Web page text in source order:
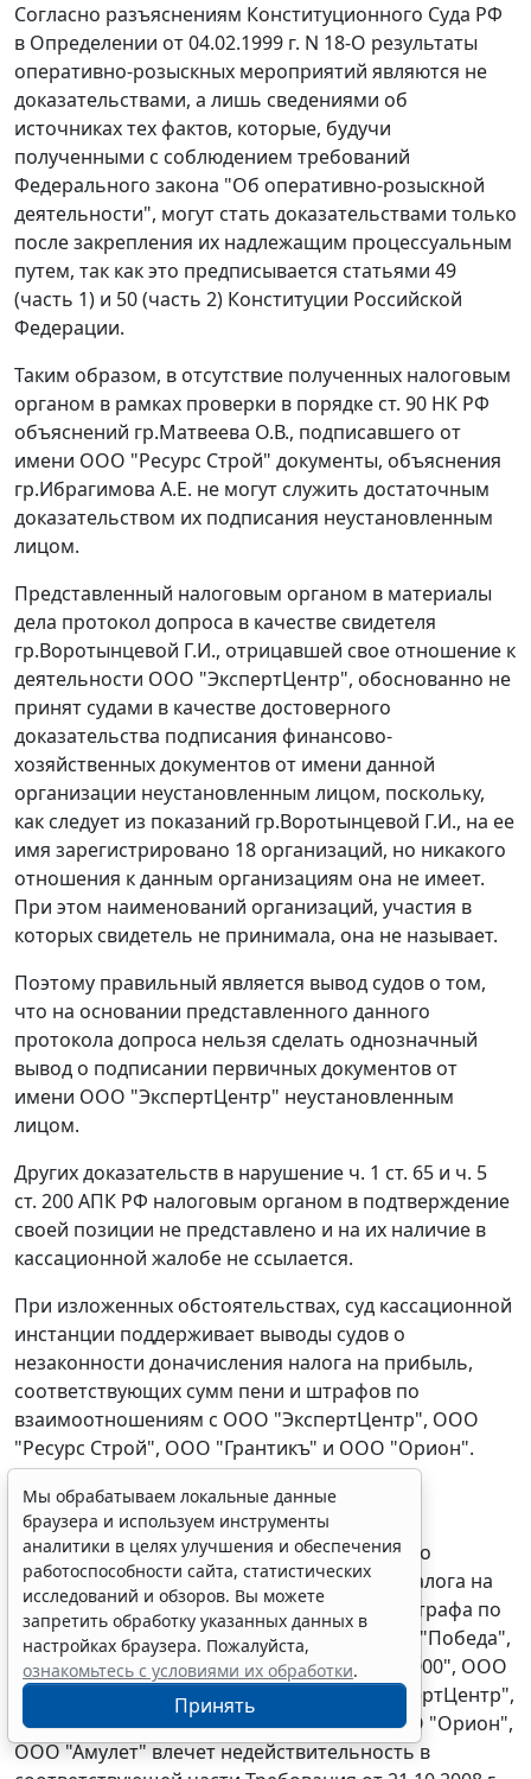
Согласно разъяснениям Конституционного Суда РФ
в Определении от 04.02.1999 г. N 18-О результаты
оперативно-розыскных мероприятий являются не
доказательствами, а лишь сведениями об
источниках тех фактов, которые, будучи
полученными с соблюдением требований
Федерального закона "Об оперативно-розыскной
деятельности", могут стать доказательствами только
после закрепления их надлежащим процессуальным
путем, так как это предписывается статьями 49
(часть 1) и 50(часть 2) Конституции Российской
Федерации.
Таким образом, в отсутствие полученных налоговым
органом в рамках проверки в порядке ст. 90 НК РФ
объяснений гр.Матвеева О.В., подписавшего от
имени ООО "Ресурс Строй" документы, объяснения
гр.Ибрагимова А.Е. не могут служить достаточным
доказательством их подписания неустановленным
лицом.
Представленный налоговым органом в материалы
дела протокол допроса в качестве свидетеля
гр.Воротынцевой Г.И., отрицавшей свое отношение к
деятельности ООО "ЭкспертЦентр", обоснованно не
принят судами в качестве достоверного
доказательства подписания финансово-
хозяйственных документов от имени данной
организации неустановленным лицом, поскольку,
как следует из показаний гр.Воротынцевой Г.И., на ее
имя зарегистрировано 18 организаций, но никакого
отношения к данным организациям она не имеет.
При этом наименований организаций, участия в
которых свидетель не принимала, она не называет.
Поэтому правильный является вывод судов о том,
что на основании представленного данного
протокола допроса нельзя сделать однозначный
вывод о подписании первичных документов от
имени ООО "ЭкспертЦентр" неустановленным
лицом.
Других доказательств в нарушение ч. 1 ст. 65 и ч. 5
ст. 200АПК РФ налоговым органом в подтверждение
своей позиции не представлено и на их наличие в
кассационной жалобе не ссылается.
При изложенных обстоятельствах, суд кассационной
инстанции поддерживает выводы судов о
незаконности доначисления налога на прибыль,
соответствующих сумм пени и штрафов по
взаимоотношениям с ООО "ЭкспертЦентр", ООО
"Ресурс Строй", ООО "Грантикъ" и ООО "Орион".
Признание недействительным Решения от
18.08.2008 г. N 16/132 " О привлечении к
ответственности за совершение налогового
правонарушения" в части доначисления налога на
прибыль, соответствующих сумм пени и штрафа по
взаимоотношениям с ООО "Вектрон", ЗАО "Победа",
ООО "Пансионат Югра", ООО "Прогресс 2000", ООО
"Альфа Информ", ООО "ИЦЗР", ООО "ЭкспертЦентр",
ООО "Ресурс Строй", ООО "Грантикъ", ООО "Орион",
ООО "Амулет" влечет недействительность в
Мы обрабатываем локальные данные
браузера и используем инструменты
аналитики в целях улучшения и обеспечения
работоспособности сайта, статистических
исследований и обзоров. Вы можете
запретить обработку указанных данных в
настройках браузера. Пожалуйста,
ознакомьтесь с условиями их обработки.
Принять